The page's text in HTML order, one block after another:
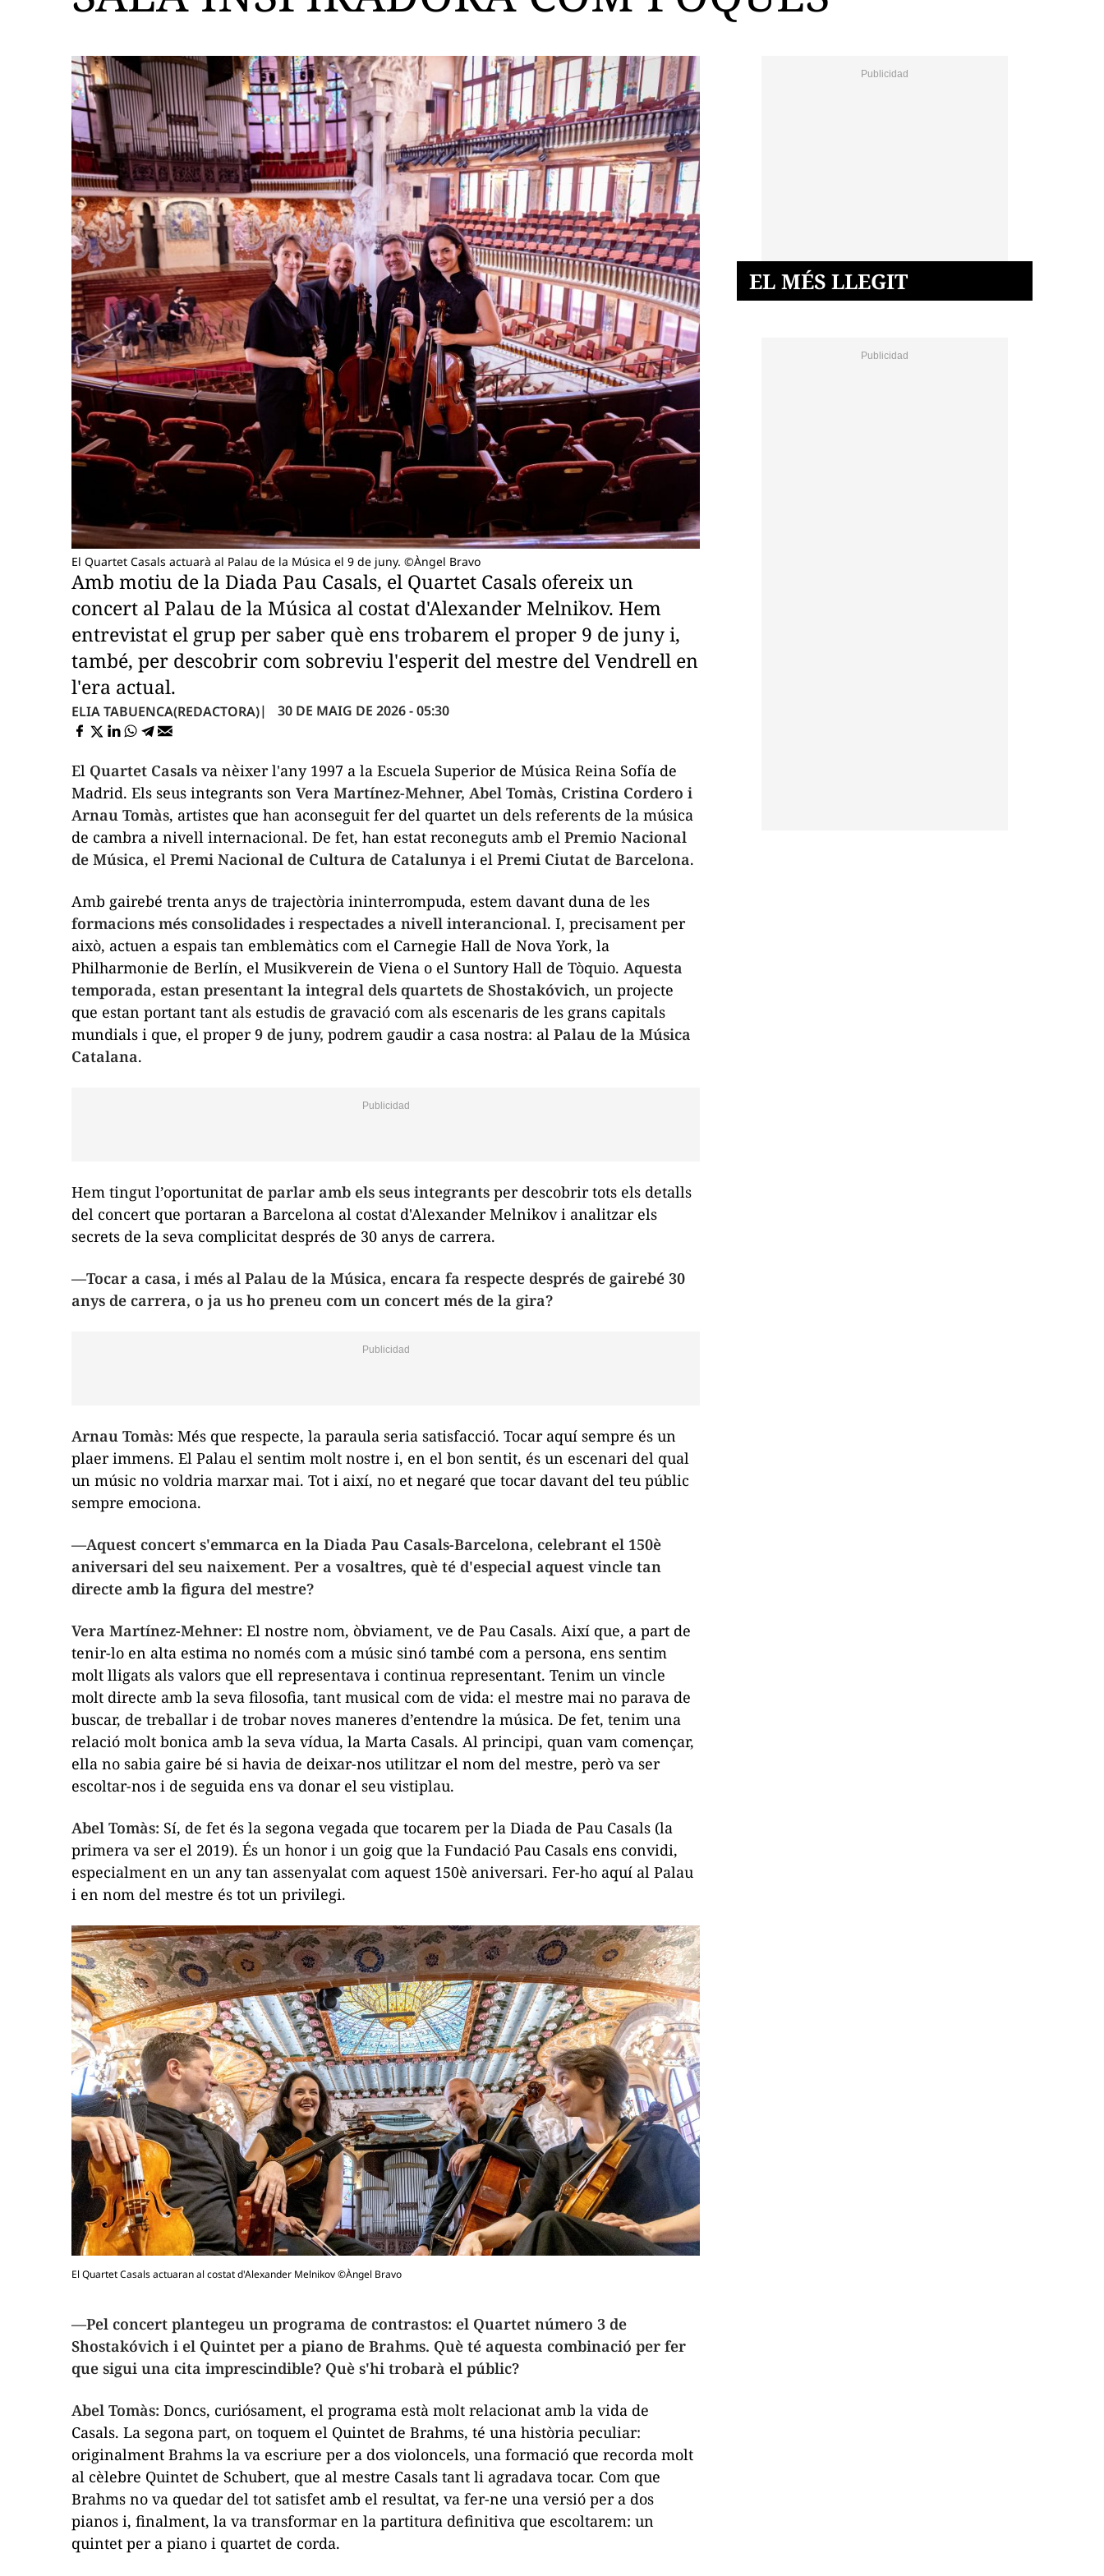
El Quartet Casals actuarà al Palau de la Música el 9 de juny. ©Àngel Bravo
Amb motiu de la Diada Pau Casals, el Quartet Casals ofereix un
concert al Palau de la Música al costat d'Alexander Melnikov. Hem
entrevistat el grup per saber què ens trobarem el proper 9 de juny i,
també, per descobrir com sobreviu l'esperit del mestre del Vendrell en
l'era actual.
ELIA TABUENCA(REDACTORA) 30 DE MAIG DE 2026 - 05:30
El Quartet Casals va nèixer l'any 1997 a la Escuela Superior de Música Reina Sofía de
Madrid. Els seus integrants son Vera Martínez-Mehner, Abel Tomàs, Cristina Cordero i
Arnau Tomàs, artistes que han aconseguit fer del quartet un dels referents de la música
de cambra a nivell internacional. De fet, han estat reconeguts amb el Premio Nacional
de Música, el Premi Nacional de Cultura de Catalunya i el Premi Ciutat de Barcelona.
Amb gairebé trenta anys de trajectòria ininterrompuda, estem davant duna de les
formacions més consolidades i respectades a nivell interancional. I, precisament per
això, actuen a espais tan emblemàtics com el Carnegie Hall de Nova York, la
Philharmonie de Berlín, el Musikverein de Viena o el Suntory Hall de Tòquio. Aquesta
temporada, estan presentant la integral dels quartets de Shostakóvich, un projecte
que estan portant tant als estudis de gravació com als escenaris de les grans capitals
mundials i que, el proper9 de juny, podrem gaudir a casa nostra: al Palau de la Música
Catalana.
Hem tingut l’oportunitat de parlar amb els seus integrants per descobrir tots els detalls
del concert que portaran a Barcelona al costat d'Alexander Melnikov i analitzar els
secrets de la seva complicitat després de 30 anys de carrera.
—Tocar a casa, i més al Palau de la Música, encara fa respecte després de gairebé 30
anys de carrera, o ja us ho preneu com un concert més de la gira?
Arnau Tomàs: Més que respecte, la paraula seria satisfacció. Tocar aquí sempre és un
plaer immens. El Palau el sentim molt nostre i, en el bon sentit, és un escenari del qual
un músic no voldria marxar mai. Tot i així, no et negaré que tocar davant del teu públic
sempre emociona.
—Aquest concert s'emmarca en la Diada Pau Casals-Barcelona, celebrant el 150è
aniversari del seu naixement. Per a vosaltres, què té d'especial aquest vincle tan
directe amb la figura del mestre?
Vera Martínez-Mehner: El nostre nom, òbviament, ve de Pau Casals. Així que, a part de
tenir-lo en alta estima no només com a músic sinó també com a persona, ens sentim
molt lligats als valors que ell representava i continua representant. Tenim un vincle
molt directe amb la seva filosofia, tant musical com de vida: el mestre mai no parava de
buscar, de treballar i de trobar noves maneres d’entendre la música. De fet, tenim una
relació molt bonica amb la seva vídua, la Marta Casals. Al principi, quan vam començar,
ella no sabia gaire bé si havia de deixar-nos utilitzar el nom del mestre, però va ser
escoltar-nos i de seguida ens va donar el seu vistiplau.
Abel Tomàs: Sí, de fet és la segona vegada que tocarem per la Diada de Pau Casals (la
primera va ser el 2019). És un honor i un goig que la Fundació Pau Casals ens convidi,
especialment en un any tan assenyalat com aquest 150è aniversari. Fer-ho aquí al Palau
i en nom del mestre és tot un privilegi.
El Quartet Casals actuaran al costat d'Alexander Melnikov ©Àngel Bravo
—Pel concert plantegeu un programa de contrastos: el Quartet número 3 de
Shostakóvich i el Quintet per a piano de Brahms. Què té aquesta combinació per fer
que sigui una cita imprescindible? Què s'hi trobarà el públic?
Abel Tomàs: Doncs, curiósament, el programa està molt relacionat amb la vida de
Casals. La segona part, on toquem el Quintet de Brahms, té una història peculiar:
originalment Brahms la va escriure per a dos violoncels, una formació que recorda molt
al cèlebre Quintet de Schubert, que al mestre Casals tant li agradava tocar. Com que
Brahms no va quedar del tot satisfet amb el resultat, va fer-ne una versió per a dos
pianos i, finalment, la va transformar en la partitura definitiva que escoltarem: un
quintet per a piano i quartet de corda.
EL MÉS LLEGIT